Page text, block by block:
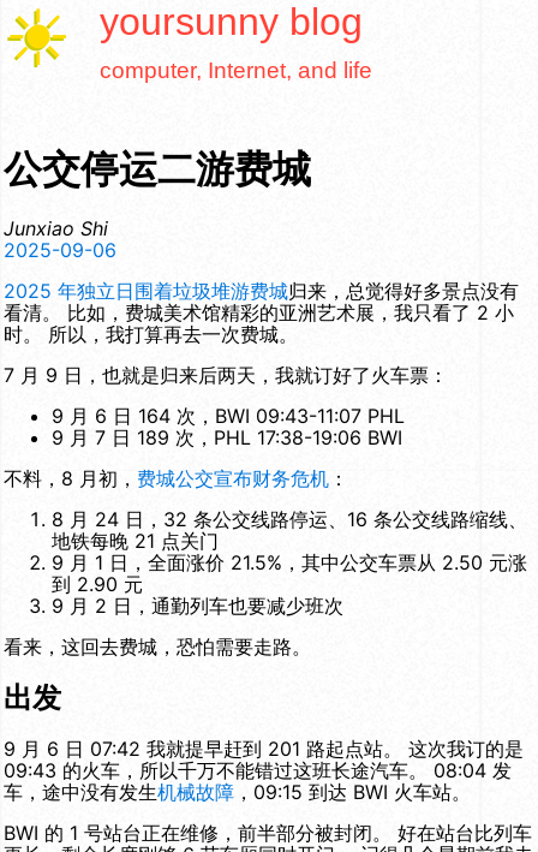
yoursunny blog
computer, Internet, and life
公交停运二游费城
Junxiao Shi
2025-09-06
2025 年独立日围着垃圾堆游费城归来，总觉得好多景点没有
看清。 比如，费城美术馆精彩的亚洲艺术展，我只看了 2 小
时。 所以，我打算再去一次费城。
7 月 9 日，也就是归来后两天，我就订好了火车票：
9 月 6 日 164 次，BWI 09:43-11:07 PHL
9 月 7 日 189 次，PHL 17:38-19:06 BWI
不料，8 月初， 费城公交宣布财务危机 ：
8 月 24 日，32 条公交线路停运、16 条公交线路缩线、
地铁每晚 21 点关门
9 月 1 日，全面涨价 21.5%，其中公交车票从 2.50 元涨
到 2.90 元
9 月 2 日，通勤列车也要减少班次
看来，这回去费城，恐怕需要走路。
出发
9 月 6 日 07:42 我就提早赶到 201 路起点站。 这次我订的是
09:43 的火车，所以千万不能错过这班长途汽车。 08:04 发
车，途中没有发生机械故障 ，09:15 到达 BWI 火车站。
BWI 的 1 号站台正在维修，前半部分被封闭。 好在站台比列车